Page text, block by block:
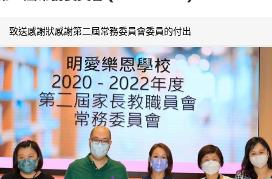
致送感謝狀感謝第二屆常務委員會委員的付出